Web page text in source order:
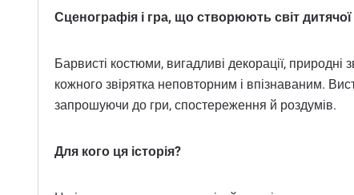
Сценографія і гра, що створюють світ дитячої
Барвисті костюми, вигадливі декорації,
кожного звірятка неповторним і впізнаваним.
запрошуючи до гри, спостереження й роздумів.
Для кого ця історія?